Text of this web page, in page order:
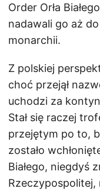
Order Orła
nadawali go aż
monarchii.
Z polskiej
choć przejął
uchodzi za
Stał się raczej
przejętym po to,
zostało
Białego, niegdyś